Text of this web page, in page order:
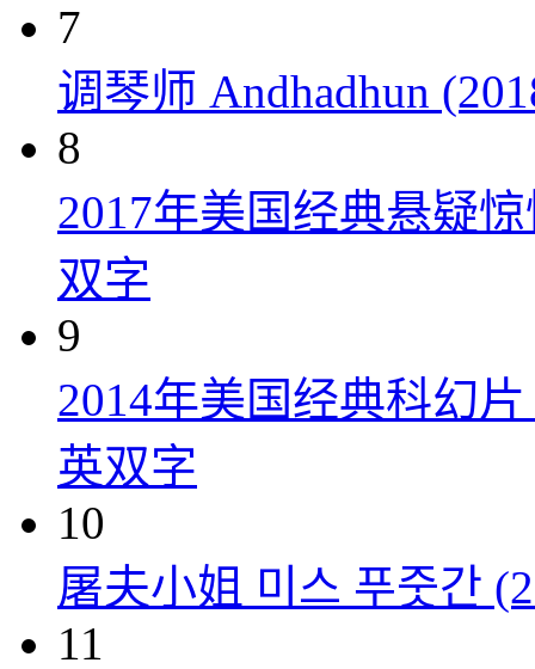
7
调琴师 Andhadhun
8
2017年美国经典悬疑
双字
9
2014年美国经典科幻
英双字
10
屠夫小姐 미스 푸줏간
11